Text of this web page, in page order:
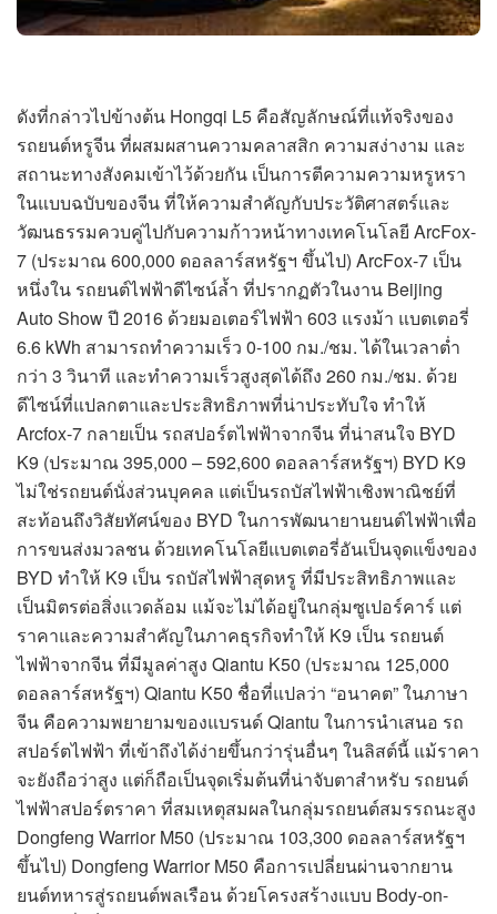
ดังที่กล่าวไปข้างต้น Hongqi L5 คือสัญลักษณ์ที่แท้จริงของ
รถยนต์หรูจีน ที่ผสมผสานความคลาสสิก ความสง่างาม และ
สถานะทางสังคมเข้าไว้ด้วยกัน เป็นการตีความความหรูหรา
ในแบบฉบับของจีน ที่ให้ความสำคัญกับประวัติศาสตร์และ
วัฒนธรรมควบคู่ไปกับความก้าวหน้าทางเทคโนโลยี ArcFox-
7 (ประมาณ 600,000 ดอลลาร์สหรัฐฯ ขึ้นไป) ArcFox-7 เป็น
หนึ่งใน รถยนต์ไฟฟ้าดีไซน์ล้ำ ที่ปรากฏตัวในงาน Beijing
Auto Show ปี 2016 ด้วยมอเตอร์ไฟฟ้า 603 แรงม้า แบตเตอรี่
6.6 kWh สามารถทำความเร็ว 0-100 กม./ชม. ได้ในเวลาต่ำ
กว่า 3 วินาที และทำความเร็วสูงสุดได้ถึง 260 กม./ชม. ด้วย
ดีไซน์ที่แปลกตาและประสิทธิภาพที่น่าประทับใจ ทำให้
Arcfox-7 กลายเป็น รถสปอร์ตไฟฟ้าจากจีน ที่น่าสนใจ BYD
K9 (ประมาณ 395,000 – 592,600 ดอลลาร์สหรัฐฯ) BYD K9
ไม่ใช่รถยนต์นั่งส่วนบุคคล แต่เป็นรถบัสไฟฟ้าเชิงพาณิชย์ที่
สะท้อนถึงวิสัยทัศน์ของ BYD ในการพัฒนายานยนต์ไฟฟ้าเพื่อ
การขนส่งมวลชน ด้วยเทคโนโลยีแบตเตอรี่อันเป็นจุดแข็งของ
BYD ทำให้ K9 เป็น รถบัสไฟฟ้าสุดหรู ที่มีประสิทธิภาพและ
เป็นมิตรต่อสิ่งแวดล้อม แม้จะไม่ได้อยู่ในกลุ่มซูเปอร์คาร์ แต่
ราคาและความสำคัญในภาคธุรกิจทำให้ K9 เป็น รถยนต์
ไฟฟ้าจากจีน ที่มีมูลค่าสูง Qiantu K50 (ประมาณ 125,000
ดอลลาร์สหรัฐฯ) Qiantu K50 ชื่อที่แปลว่า “อนาคต” ในภาษา
จีน คือความพยายามของแบรนด์ Qiantu ในการนำเสนอ รถ
สปอร์ตไฟฟ้า ที่เข้าถึงได้ง่ายขึ้นกว่ารุ่นอื่นๆ ในลิสต์นี้ แม้ราคา
จะยังถือว่าสูง แต่ก็ถือเป็นจุดเริ่มต้นที่น่าจับตาสำหรับ รถยนต์
ไฟฟ้าสปอร์ตราคา ที่สมเหตุสมผลในกลุ่มรถยนต์สมรรถนะสูง
Dongfeng Warrior M50 (ประมาณ 103,300 ดอลลาร์สหรัฐฯ
ขึ้นไป) Dongfeng Warrior M50 คือการเปลี่ยนผ่านจากยาน
ยนต์ทหารสู่รถยนต์พลเรือน ด้วยโครงสร้างแบบ Body-on-